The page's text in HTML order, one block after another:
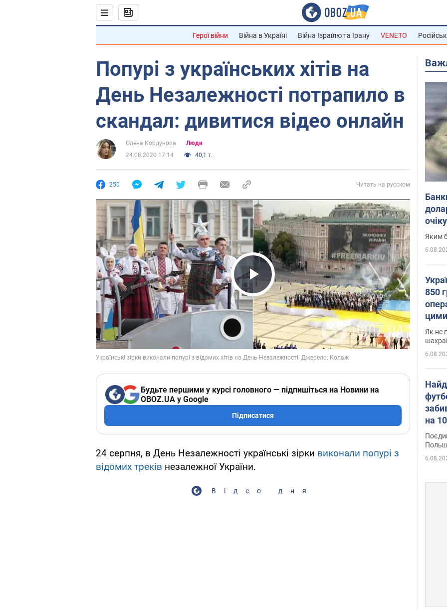
Герої війни Війна в Україні Війна Ізраїлю та Ірану VENETO
Попурі з українських хітів на
День Незалежності потрапило в
скандал: дивитися відео онлайн
Олена Кордунова
Люди
24.08.2020 17:14
40,1 т.
250 Читать на русском
Play Video
Будьте першими у курсі головного — підпишіться на Новини на
OBOZ.UA у Google
Підписатися
24 серпня, в День Незалежності українські зірки виконали попурі з
відомих треків незалежної України.
Відео дня
Яким
850
Як не
на
Відео